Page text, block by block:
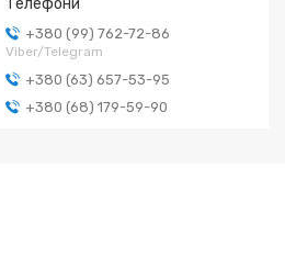
+380 (99) 762-72-86
Viber/Telegram
+380 (63) 657-53-95
+380 (68) 179-59-90